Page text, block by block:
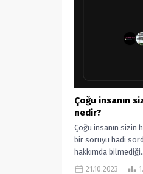
Çoğu insanın
nedir?
Çoğu insanın sizin
bir soruyu hadi
hakkımda
21.10.2023